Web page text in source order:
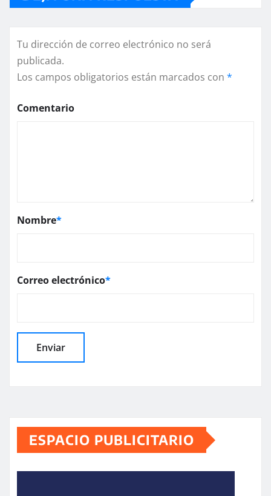
Tu dirección de correo electrónico no será
publicada.
Los campos obligatorios están marcados con *
Comentario
Nombre*
Correo electrónico*
ESPACIO PUBLICITARIO